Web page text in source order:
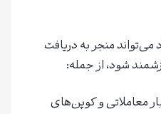
منجر به دریافت
شود، از جمله:
معاملاتی و کوپن‌های